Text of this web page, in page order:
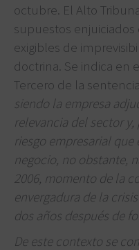
octubre. El Alto
supuestos
exigibles de
doctrina. Se indica en
Tercero de la
siendo la empresa
relevancia del sector
riesgo empresarial
negocio, no obstante,
2006, momento de la
envergadura de la
dos años después de
De este contexto se